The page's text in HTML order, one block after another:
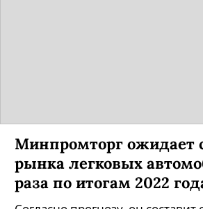
Минпромторг ожидает
рынка легковых
раза по итогам 2022